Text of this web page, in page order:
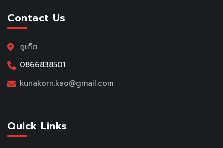
Contact Us
ภูเก็ต
0866838501
kunakorn.kao@gmail.com
Quick Links